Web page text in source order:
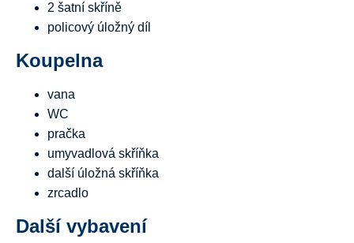
2 šatní skříně
policový úložný díl
Koupelna
vana
WC
pračka
umyvadlová skříňka
další úložná skříňka
zrcadlo
Další vybavení